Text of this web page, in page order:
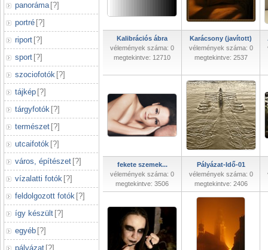
panoráma [?]
portré [?]
riport [?]
sport [?]
szociofotók [?]
tájkép [?]
tárgyfotók [?]
természet [?]
utcaifotók [?]
város, építészet [?]
vízalatti fotók [?]
feldolgozott fotók [?]
így készült [?]
egyéb [?]
pályázat [?]
Kalibrációs ábra
vélemények száma: 0
megtekintve: 12710
Karácsony (javított)
vélemények száma: 0
megtekintve: 2537
fekete szemek...
vélemények száma: 0
megtekintve: 3506
Pályázat-Idő-01
vélemények száma: 0
megtekintve: 2406